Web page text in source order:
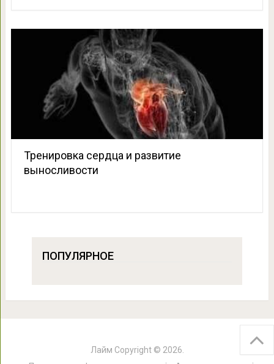
Тренировка сердца и развитие
выносливости
ПОПУЛЯРНОЕ
Лайм Copyright © 2026.